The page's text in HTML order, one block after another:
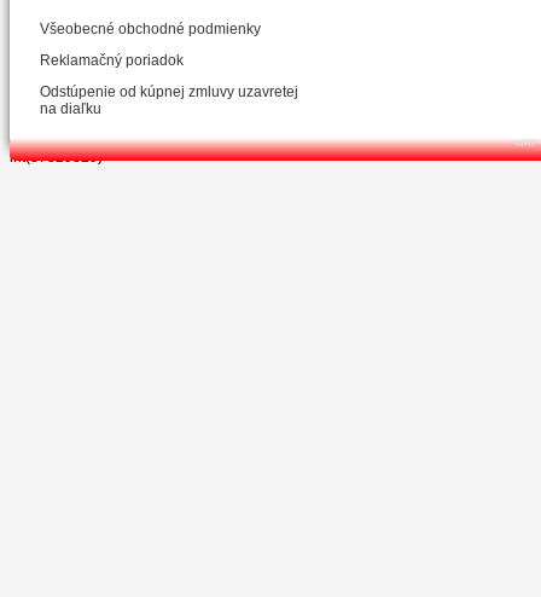
Všeobecné obchodné podmienky
Reklamačný poriadok
Odstúpenie od kúpnej zmluvy uzavretej
na diaľku
MRP
int(37829829)